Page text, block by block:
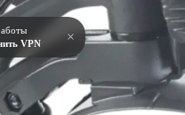
VPN ×